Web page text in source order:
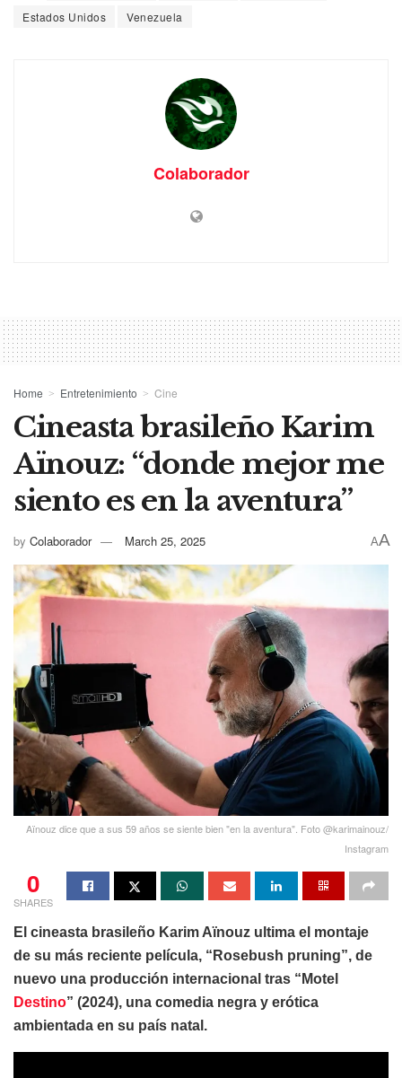
Estados Unidos Venezuela
Colaborador
Home Entretenimiento Cine
Cineasta brasileño Karim
Aïnouz: “donde mejor me
siento es en la aventura”
by Colaborador March 25, 2025 AA
Aïnouz dice que a sus 59 años se siente bien "en la aventura". Foto @karimainouz/
Instagram
0
SHARES
El cineasta brasileño Karim Aïnouz ultima el montaje
de su más reciente película, “Rosebush pruning”, de
nuevo una producción internacional tras “Motel
Destino” (2024), una comedia negra y erótica
ambientada en su país natal.